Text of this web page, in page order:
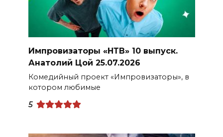
Импровизаторы «НТВ» 10 выпуск.
Анатолий Цой 25.07.2026
Комедийный проект «Импровизаторы», в
котором любимые
5